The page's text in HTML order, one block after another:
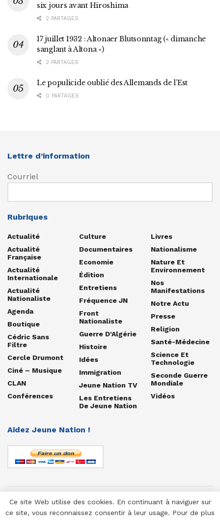
six jours avant Hiroshima
2 PARTAGES
17 juillet 1932 : Altonaer Blutsonntag (« dimanche
sanglant à Altona »)
2 PARTAGES
Le populicide oublié des Allemands de l’Est
0 PARTAGES
Lettre d’information
Courriel
Rubriques
Actualité
Actualité
Française
Actualité
Internationale
Actualité
Nationaliste
Agenda
Boutique
Cédric Sans
Filtre
Cercle Drumont
Ciné – Musique
CLAN
Conférences
Culture
Documentaires
Economie
Édition
Entretiens
Fréquence JN
Front
Nationaliste
Guerre D'Algérie
Histoire
Idées
Immigration
Jeune Nation TV
Les Entretiens
De Jeune Nation
Livres
Nationalisme
Nature Et
Environnement
Nos
Manifestations
Notre Actu
Presse
Religion
Santé-Médecine
Science Et
Technologie
Seconde Guerre
Mondiale
Vidéos
Aidez Jeune Nation !
© 1958-2025 Jeune Nation
Ce site Web utilise des cookies. En continuant à naviguer sur
ce site, vous reconnaissez consentir à leur usage. Pour de plus